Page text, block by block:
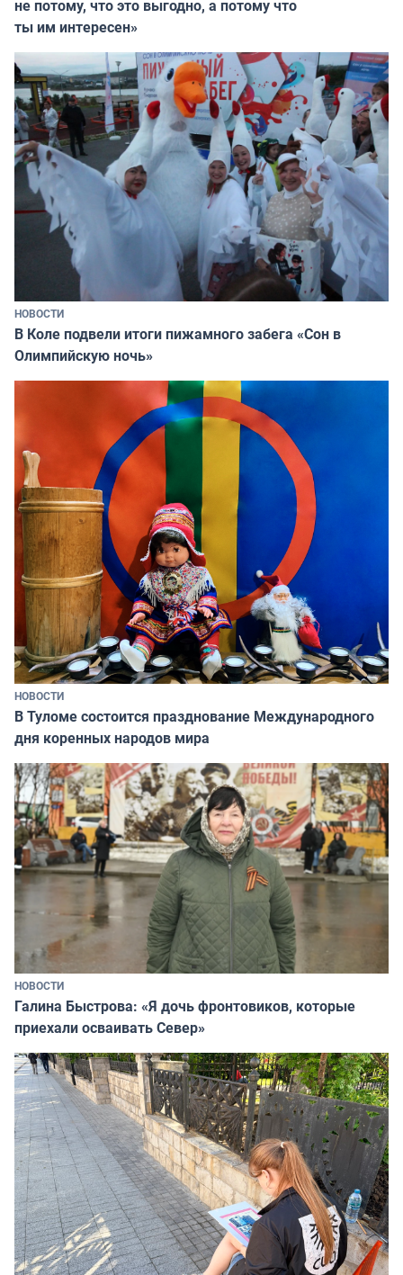
не потому, что это выгодно, а потому что
ты им интересен»
НОВОСТИ
В Коле подвели итоги пижамного забега «Сон в
Олимпийскую ночь»
НОВОСТИ
В Туломе состоится празднование Международного
дня коренных народов мира
НОВОСТИ
Галина Быстрова: «Я дочь фронтовиков, которые
приехали осваивать Север»